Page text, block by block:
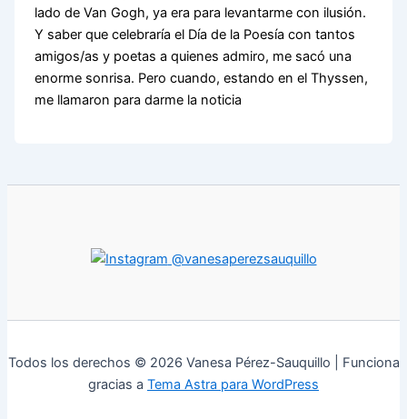
lado de Van Gogh, ya era para levantarme con ilusión.
Y saber que celebraría el Día de la Poesía con tantos
amigos/as y poetas a quienes admiro, me sacó una
enorme sonrisa. Pero cuando, estando en el Thyssen,
me llamaron para darme la noticia
@vanesaperezsauquillo
Todos los derechos © 2026 Vanesa Pérez-Sauquillo | Funciona
gracias a Tema Astra para WordPress